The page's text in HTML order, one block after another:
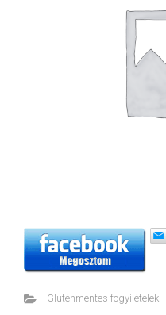
Gluténmentes fogyi ételek